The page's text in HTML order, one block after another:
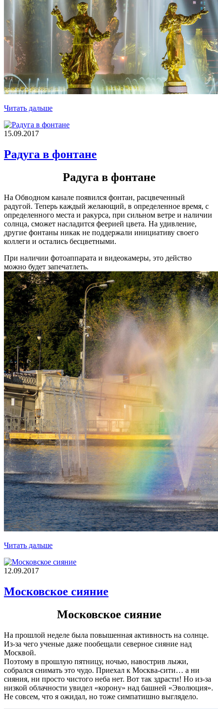
Читать дальше
15.09.2017
Радуга в фонтане
Радуга в фонтане
На Обводном канале появился фонтан, расцвеченный
радугой. Теперь каждый желающий, в определенное время, с
определенного места и ракурса, при сильном ветре и наличии
солнца, сможет насладится феерией цвета. На удивление,
другие фонтаны никак не поддержали инициативу своего
коллеги и остались бесцветными.
При наличии фотоаппарата и видеокамеры, это действо
можно будет запечатлеть.
Читать дальше
12.09.2017
Московское сияние
Московское сияние
На прошлой неделе была повышенная активность на солнце.
Из-за чего ученые даже пообещали северное сияние над
Москвой.
Поэтому в прошлую пятницу, ночью, навострив лыжи,
собрался снимать это чудо. Приехал к Москва-сити… а ни
сияния, ни просто чистого неба нет. Вот так здрасти! Но из-за
низкой облачности увидел «корону» над башней «Эволюция».
Не совсем, что я ожидал, но тоже симпатишно выглядело.